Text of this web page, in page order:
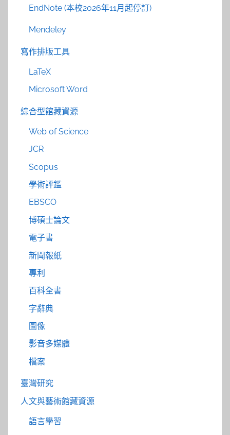
EndNote (本校2026年11月起停訂)
Mendeley
寫作排版工具
LaTeX
Microsoft Word
綜合型館藏資源
Web of Science
JCR
Scopus
學術評鑑
EBSCO
博碩士論文
電子書
新聞報紙
專利
百科全書
字辭典
圖像
影音多媒體
檔案
臺灣研究
人文與藝術館藏資源
語言學習